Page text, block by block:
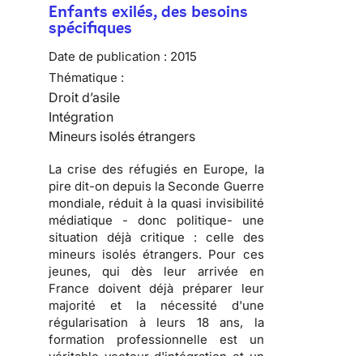
Enfants exilés, des besoins
spécifiques
Date de publication : 2015
Thématique :
Droit d’asile
Intégration
Mineurs isolés étrangers
La crise des réfugiés en Europe, la
pire dit-on depuis la Seconde Guerre
mondiale, réduit à la quasi invisibilité
médiatique - donc politique- une
situation déjà critique : celle des
mineurs isolés étrangers. Pour ces
jeunes, qui dès leur arrivée en
France doivent déjà préparer leur
majorité et la nécessité d'une
régularisation à leurs 18 ans, la
formation professionnelle est un